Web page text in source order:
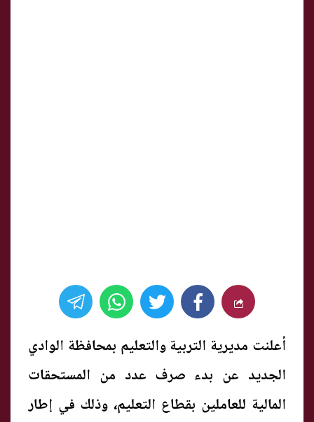
أعلنت مديرية التربية والتعليم بمحافظة الوادي
الجديد عن بدء صرف عدد من المستحقات
المالية للعاملين بقطاع التعليم، وذلك في إطار